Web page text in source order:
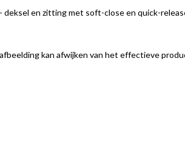
- deksel en zitting met soft-close en quick-
afbeelding kan afwijken van het effectieve